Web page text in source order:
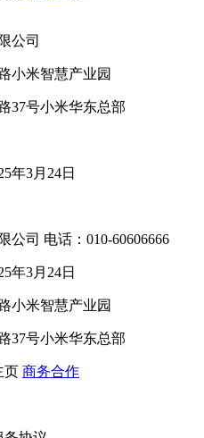
公司
小米智慧产业园
37号小米华东总部
年3月24日
公司 电话：010-60606666
年3月24日
小米智慧产业园
37号小米华东总部
页 商务合作